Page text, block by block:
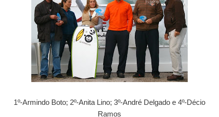
1º-Armindo Boto; 2º-Anita Lino; 3º-André Delgado e 4º-Décio
Ramos